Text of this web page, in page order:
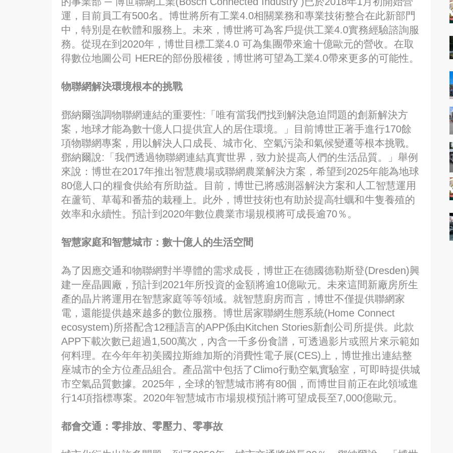
運，目前員工有500名。博世將所有工業4.0相關業務和專業技術整合在此新部門
中，特別是在軟體和服務上。未來，博世將可為客戶提供工業4.0實務經驗諮詢服
務。從現在到2020年，博世目標工業4.0 可為集團帶來逾十億歐元的營收。在取
得數位地圖公司 HERE的部份股權後，博世將可望為工業4.0帶來更多的可能性。
物聯網解決環境根本的挑戰
鄧納爾強調物聯網連結的重要性:「唯有當我們找到解決急迫問題的創新解決方
案，地球才能為數十億人口提供宜人的居住環境。」目前博世正著手進行170餘
項物聯網專案，用以解決人口成長、城市化、空氣污染和氣候變遷等根本挑戰。
鄧納爾說:「我們透過物聯網連結真實世界，致力於提高人們的生活品質。」舉例
來說：博世在2017年推出智慧農場或聯網農業解決方案，希望到2025年能為地球
80億人口的糧食供給有所助益。目前，博世已將感測器解決方案和人工智慧運用
在蘆筍、草莓和番茄的栽種上。此外，博世技術也有助於提高牡蠣和牛隻養殖的
效率和永續性。預計到2020年數位農業市場規模將可成長逾70％。
智慧家庭和智慧城市：數十億人的生活空間
為了因應交通和物聯網對半導體的需求成長，博世正在德國德勒斯登(Dresden)興
建一座晶圓廠，預計到2021年所投資的金額將逾10億歐元。未來這間新廠房所生
產的晶片將運用在智慧家庭等等領域。就智慧廚房而言，博世不僅提供聯網家
電，還能提供越來越多的數位服務。博世居家聯網生態系統(Home Connect
ecosystem)所搭配含12種語言的APP係由Kitchen Stories新創公司所提供。此款
APP下載次數已超過1,500萬次，內含一千多份食譜，可透過影片或照片來示範如
何料理。在今年年初美國拉斯維加斯的消費性電子展(CES)上，博世推出連結整
座城市的全方位產品組合。產品當中包括了Climo行動空氣實驗室，可即時提供城
市空氣品質數據。2025年，全球的智慧城市將有80個，而博世目前正在此領域進
行14項指標專案。2020年智慧城市市場規模預計將可望成長至7,000億歐元。
都會交通：零排放、零壓力、零事故